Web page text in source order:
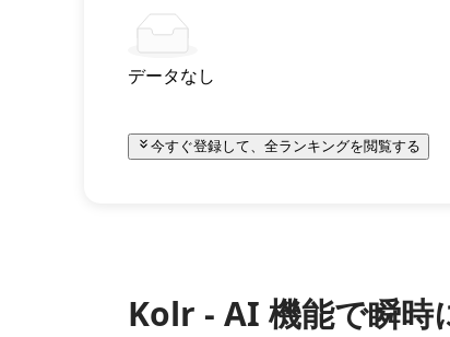
データなし
今すぐ登録して、全ランキングを閲覧する
Kolr - AI 機能で瞬時